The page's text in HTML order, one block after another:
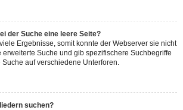
der Suche eine leere Seite?
Ergebnisse, somit konnte der Webserver sie nicht
Suche und gib spezifischere Suchbegriffe
auf verschiedene Unterforen.
suchen?